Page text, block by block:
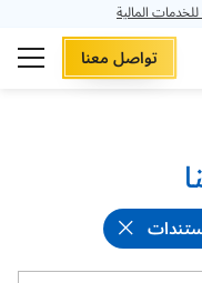
المالية
تواصل معنا